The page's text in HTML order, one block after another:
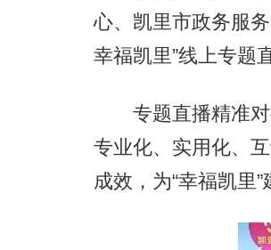
心、凯里市政务服
幸福凯里”线上专题
专题直播精准对
专业化、实用化、
成效，为“幸福凯里